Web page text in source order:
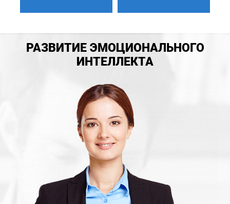
РАЗВИТИЕ ЭМОЦИОНАЛЬНОГО
ИНТЕЛЛЕКТА